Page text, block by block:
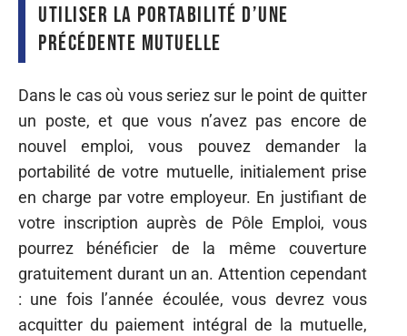
Utiliser la portabilité d’une
précédente mutuelle
Dans le cas où vous seriez sur le point de quitter
un poste, et que vous n’avez pas encore de
nouvel emploi, vous pouvez demander la
portabilité de votre mutuelle, initialement prise
en charge par votre employeur. En justifiant de
votre inscription auprès de Pôle Emploi, vous
pourrez bénéficier de la même couverture
gratuitement durant un an. Attention cependant
: une fois l’année écoulée, vous devrez vous
acquitter du paiement intégral de la mutuelle,